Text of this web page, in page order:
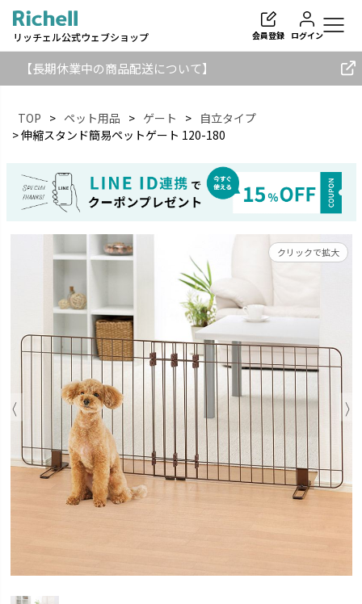
リッチェル公式ウェブショップ 会員登録 ログイン
【長期休業中の商品配送について】
TOP ペット用品 ゲート
自立タイプ
伸縮スタンド簡易ペットゲート 120-180
クリックで拡大